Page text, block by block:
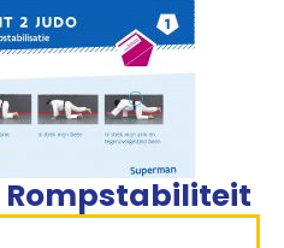
Rompstabiliteit